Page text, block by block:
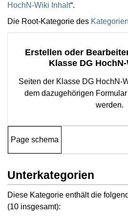
HochN-Wiki Inhalt“.
Die Root-Kategorie des
Erstellen oder
Klasse DG
Seiten der Klasse DG HochN-
dem dazugehörigen
werden.
Page schema
Unterkategorien
Diese Kategorie enthält die
(10 insgesamt):